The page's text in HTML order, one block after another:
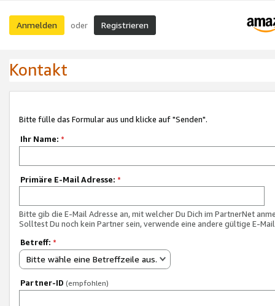
Anmelden oder Registrieren
Kontakt
Bitte fülle das Formular aus und klicke auf "Senden".
Ihr Name: *
Primäre E-Mail Adresse: *
Bitte gib die E-Mail Adresse an, mit welcher Du Dich im PartnerNet
Solltest Du noch kein Partner sein, verwende eine andere gültige E-
Betreff: *
Bitte wähle eine Betreffzeile aus.
Partner-ID (empfohlen)